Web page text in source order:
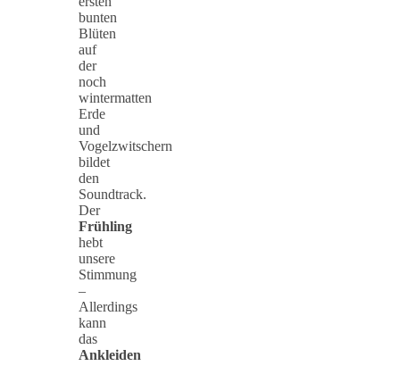
bunten
Blüten
auf
der
noch
wintermatten
Erde
und
Vogelzwitschern
bildet
den
Soundtrack.
Der
Frühling
hebt
unsere
Stimmung
–
Allerdings
kann
das
Ankleiden